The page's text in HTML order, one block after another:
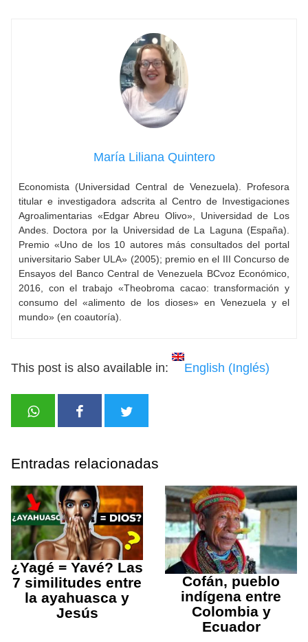
María Liliana Quintero
Economista (Universidad Central de Venezuela). Profesora
titular e investigadora adscrita al Centro de Investigaciones
Agroalimentarias «Edgar Abreu Olivo», Universidad de Los
Andes. Doctora por la Universidad de La Laguna (España).
Premio «Uno de los 10 autores más consultados del portal
universitario Saber ULA» (2005); premio en el III Concurso de
Ensayos del Banco Central de Venezuela BCvoz Económico,
2016, con el trabajo «Theobroma cacao: transformación y
consumo del «alimento de los dioses» en Venezuela y el
mundo» (en coautoría).
This post is also available in: English (Inglés)
Entradas relacionadas
¿Yagé = Yavé? Las
7 similitudes entre
la ayahuasca y
Jesús
Cofán, pueblo
indígena entre
Colombia y
Ecuador